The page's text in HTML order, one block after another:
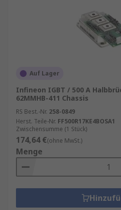
Auf Lager
Infineon IGBT / 500 A
62MMHB-411 Chassis
RS Best.-Nr. 258-0849
Herst. Teile-Nr. FF500R17KE4BOSA1
Zwischensumme (1 Stück)
174,64 €(ohne MwSt.)
Menge